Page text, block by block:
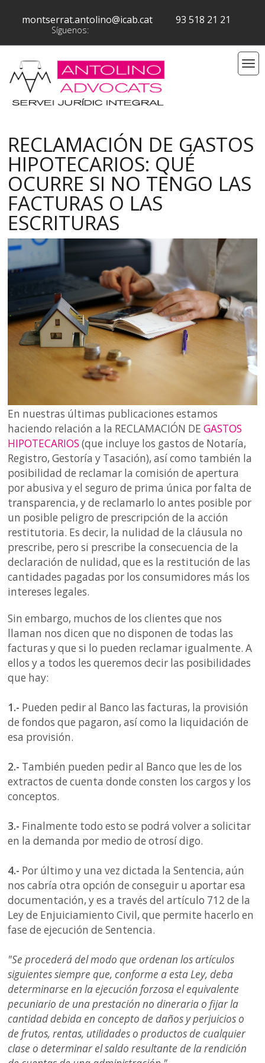
montserrat.antolino@icab.cat 93 518 21 21
Síguenos:
RECLAMACIÓN DE GASTOS
HIPOTECARIOS: QUÉ
OCURRE SI NO TENGO LAS
FACTURAS O LAS
ESCRITURAS
En nuestras últimas publicaciones estamos
haciendo relación a la RECLAMACIÓN DEGASTOS
HIPOTECARIOS(que incluye los gastos de Notaría,
Registro, Gestoría y Tasación), así como también la
posibilidad de reclamar la comisión de apertura
por abusiva y el seguro de prima única por falta de
transparencia, y de reclamarlo lo antes posible por
un posible peligro de prescripción de la acción
restitutoria. Es decir, la nulidad de la cláusula no
prescribe, pero si prescribe la consecuencia de la
declaración de nulidad, que es la restitución de las
cantidades pagadas por los consumidores más los
intereses legales.
Sin embargo, muchos de los clientes que nos
llaman nos dicen que no disponen de todas las
facturas y que si lo pueden reclamar igualmente. A
ellos y a todos les queremos decir las posibilidades
que hay:
1.- Pueden pedir al Banco las facturas, la provisión
de fondos que pagaron, así como la liquidación de
esa provisión.
2.- También pueden pedir al Banco que les de los
extractos de cuenta donde consten los cargos y los
conceptos.
3.- Finalmente todo esto se podrá volver a solicitar
en la demanda por medio de otrosí digo.
4.- Por último y una vez dictada la Sentencia, aún
nos cabría otra opción de conseguir u aportar esa
documentación, y es a través del artículo 712 de la
Ley de Enjuiciamiento Civil, que permite hacerlo en
fase de ejecución de Sentencia.
"Se procederá del modo que ordenan los artículos
siguientes siempre que, conforme a esta Ley, deba
determinarse en la ejecución forzosa el equivalente
pecuniario de una prestación no dineraria o fijar la
cantidad debida en concepto de daños y perjuicios o
de frutos, rentas, utilidades o productos de cualquier
clase o determinar el saldo resultante de la rendición